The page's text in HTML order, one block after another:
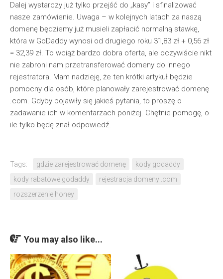
Dalej wystarczy już tylko przejść do „kasy” i sfinalizować
nasze zamówienie. Uwaga – w kolejnych latach za naszą
domenę będziemy już musieli zapłacić normalną stawkę,
która w GoDaddy wynosi od drugiego roku 31,83 zł + 0,56 zł
= 32,39 zł. To wciąż bardzo dobra oferta, ale oczywiście nikt
nie zabroni nam przetransferować domeny do innego
rejestratora. Mam nadzieję, że ten krótki artykuł będzie
pomocny dla osób, które planowały zarejestrować domenę
.com. Gdyby pojawiły się jakieś pytania, to proszę o
zadawanie ich w komentarzach poniżej. Chętnie pomogę, o
ile tylko będę znał odpowiedź.
Tags: gdzie zarejestrować domenę
kody godaddy
kody rabatowe godaddy
rejestracja domeny .com
rozszerzenie honey
You may also like...